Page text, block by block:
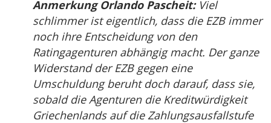
Anmerkung Orlando Pascheit:Viel
schlimmer ist eigentlich, dass die EZB immer
noch ihre Entscheidung von den
Ratingagenturen abhängig macht. Der ganze
Widerstand der EZB gegen eine
Umschuldung beruht doch darauf, dass sie,
sobald die Agenturen die Kreditwürdigkeit
Griechenlands auf die Zahlungsausfallstufe